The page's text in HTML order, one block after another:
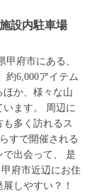
設内駐車場
府市にある、
約6,000アイテム
ほか、様々な山
ます。 周辺に
多く訪れるス
すで開催される
出会って、 是
府市近辺にお住
しやすい？！